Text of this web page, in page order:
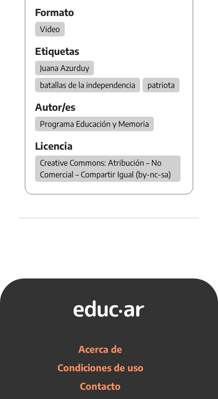
Formato
Video
Etiquetas
Juana Azurduy
batallas de la independencia
patriota
Autor/es
Programa Educación y Memoria
Licencia
Creative Commons: Atribución – No
Comercial – Compartir Igual (by-nc-sa)
Acerca de
Condiciones de uso
Contacto